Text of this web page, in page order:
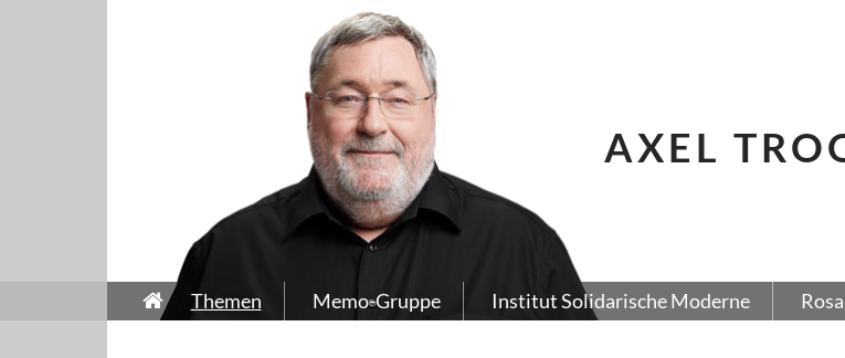
AXEL
Themen Memo-Gruppe Institut Solidarische Moderne